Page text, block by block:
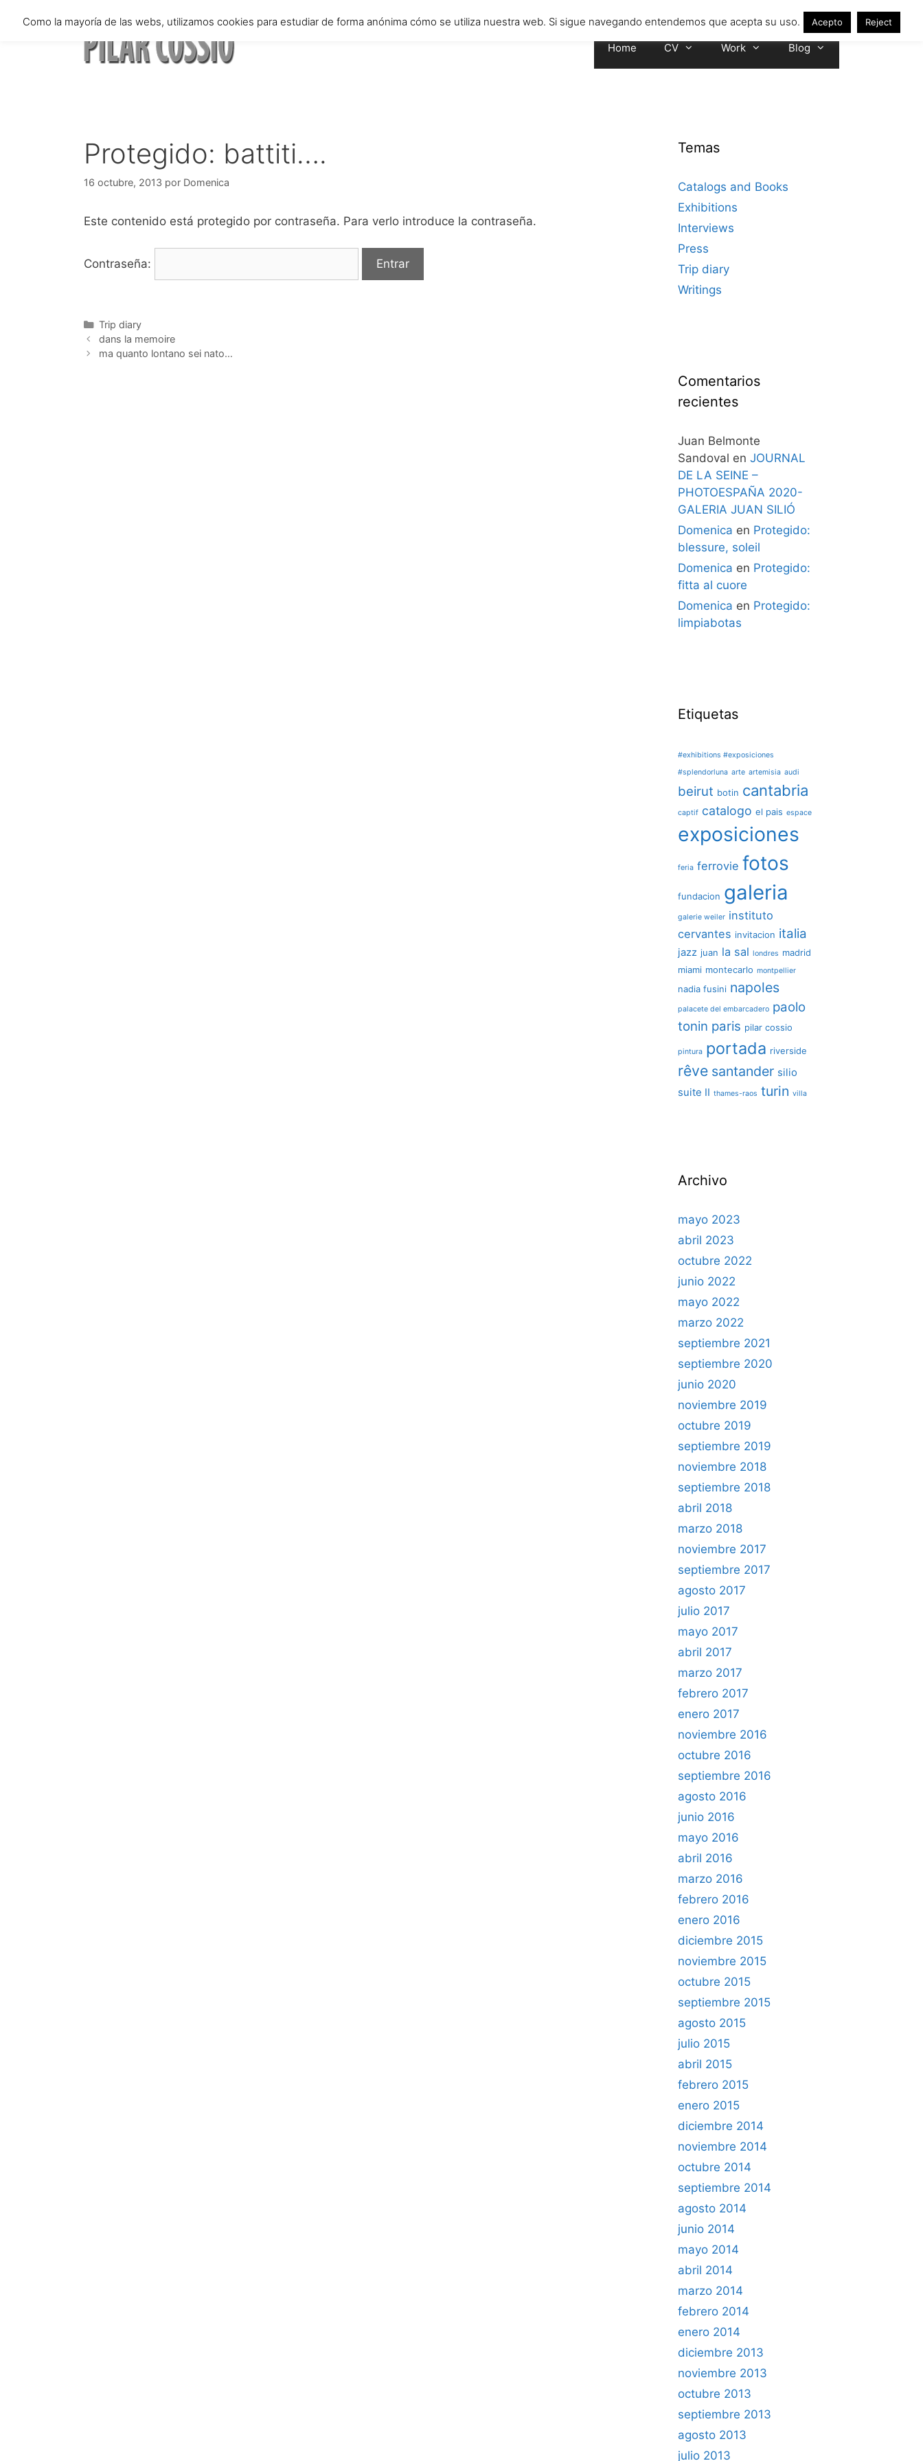
Home CV Work Blog
Protegido: battiti….
16 octubre, 2013 por Domenica
Este contenido está protegido por contraseña. Para verlo introduce la contraseña.
Contraseña:
Categorías
Trip diary
dans la memoire
ma quanto lontano sei nato…
Temas
Catalogs and Books
Exhibitions
Interviews
Press
Trip diary
Writings
Comentarios
recientes
Juan Belmonte
Sandoval en JOURNAL
DE LA SEINE –
PHOTOESPAÑA 2020-
GALERIA JUAN SILIÓ
Domenica en Protegido:
blessure, soleil
Domenica en Protegido:
fitta al cuore
Domenica en Protegido:
limpiabotas
Etiquetas
#exhibitions #exposiciones
#splendorluna arte artemisia audi
beirut botin cantabria
captif catalogo el pais espace
exposiciones
feria ferrovie fotos
fundacion galeria
galerie weiler instituto
cervantes invitacion italia
jazz juan la sal londres madrid
miami montecarlo montpellier
nadia fusini napoles
palacete del embarcadero paolo
tonin paris pilar cossio
pintura portada riverside
rêve santander silio
suite II thames-raos turin villa
Archivo
mayo 2023
abril 2023
octubre 2022
junio 2022
mayo 2022
marzo 2022
septiembre 2021
septiembre 2020
junio 2020
noviembre 2019
octubre 2019
septiembre 2019
noviembre 2018
septiembre 2018
abril 2018
marzo 2018
noviembre 2017
septiembre 2017
agosto 2017
julio 2017
mayo 2017
abril 2017
marzo 2017
febrero 2017
enero 2017
noviembre 2016
octubre 2016
septiembre 2016
agosto 2016
junio 2016
mayo 2016
abril 2016
marzo 2016
febrero 2016
enero 2016
diciembre 2015
noviembre 2015
octubre 2015
septiembre 2015
agosto 2015
julio 2015
abril 2015
febrero 2015
enero 2015
diciembre 2014
noviembre 2014
octubre 2014
septiembre 2014
agosto 2014
junio 2014
mayo 2014
abril 2014
marzo 2014
febrero 2014
enero 2014
diciembre 2013
noviembre 2013
octubre 2013
septiembre 2013
agosto 2013
julio 2013
Como la mayoría de las webs, utilizamos cookies para estudiar de forma anónima cómo se utiliza nuestra web. Si sigue navegando entendemos que acepta su uso. Acepto Reject